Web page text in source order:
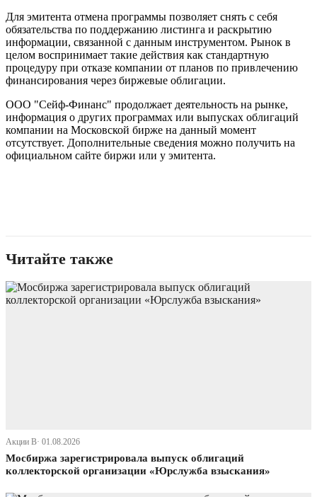
Для эмитента отмена программы позволяет снять с себя
обязательства по поддержанию листинга и раскрытию
информации, связанной с данным инструментом. Рынок в
целом воспринимает такие действия как стандартную
процедуру при отказе компании от планов по привлечению
финансирования через биржевые облигации.
ООО "Сейф-Финанс" продолжает деятельность на рынке,
информация о других программах или выпусках облигаций
компании на Московской бирже на данный момент
отсутствует. Дополнительные сведения можно получить на
официальном сайте биржи или у эмитента.
Читайте также
Акции В· 01.08.2026
Мосбиржа зарегистрировала выпуск облигаций
коллекторской организации «Юрслужба взыскания»